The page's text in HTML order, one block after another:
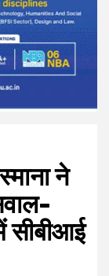
ने
सीबीआई